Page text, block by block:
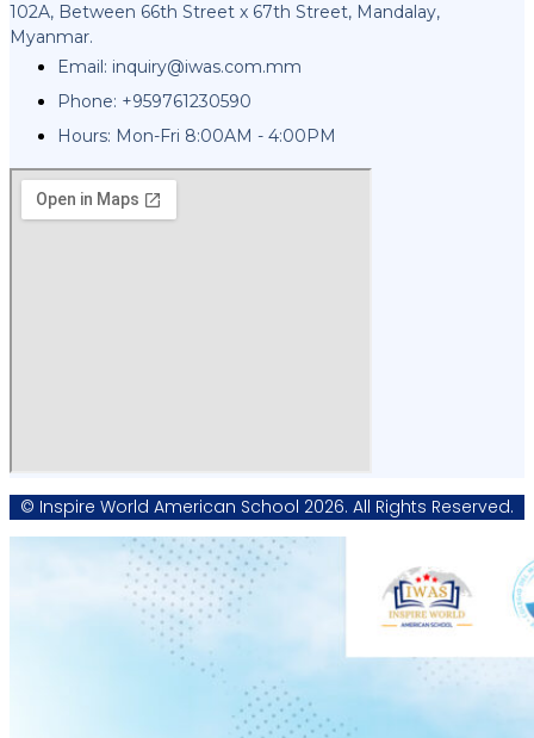
102A, Between 66th Street x 67th Street, Mandalay,
Myanmar.
Email: inquiry@iwas.com.mm
Phone: +959761230590
Hours: Mon-Fri 8:00AM - 4:00PM
© Inspire World American School 2026. All Rights Reserved.